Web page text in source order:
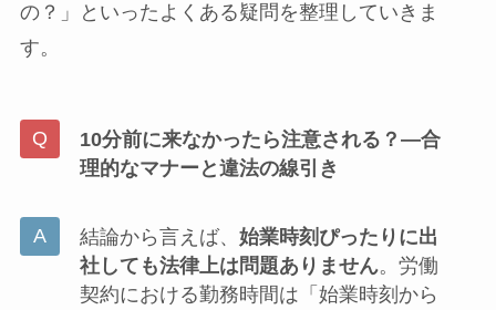
の？」といったよくある疑問を整理していきま
す。
10分前に来なかったら注意される？—合
理的なマナーと違法の線引き
結論から言えば、 始業時刻ぴったりに出
社しても法律上は問題ありません。労働
契約における勤務時間は「始業時刻から